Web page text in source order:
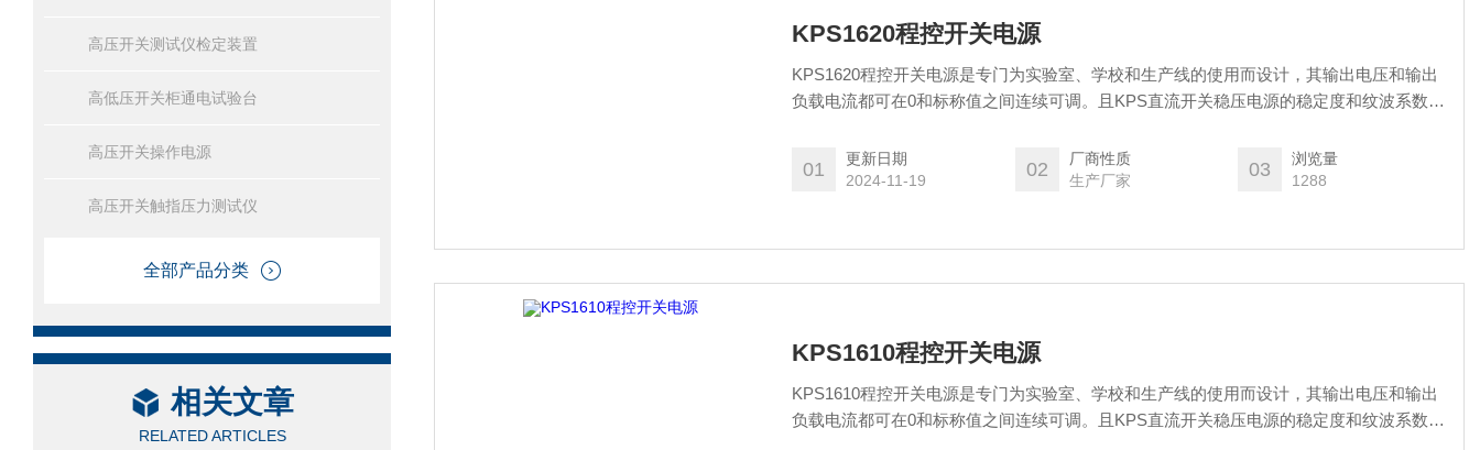
高压开关测试仪检定装置
高低压开关柜通电试验台
高压开关操作电源
高压开关触指压力测试仪
全部产品分类
相关文章
RELATED ARTICLES
KPS1620程控开关电源
KPS1620程控开关电源是专门为实验室、学校和生产线的使用而设计，其输出电压和输出
负载电流都可在0和标称值之间连续可调。且KPS直流开关稳压电源的稳定度和纹波系数都
01
更新日期
2024-11-19
02
厂商性质
生产厂家
03
浏览量
1288
KPS1610程控开关电源
KPS1610程控开关电源是专门为实验室、学校和生产线的使用而设计，其输出电压和输出
负载电流都可在0和标称值之间连续可调。且KPS直流开关稳压电源的稳定度和纹波系数都